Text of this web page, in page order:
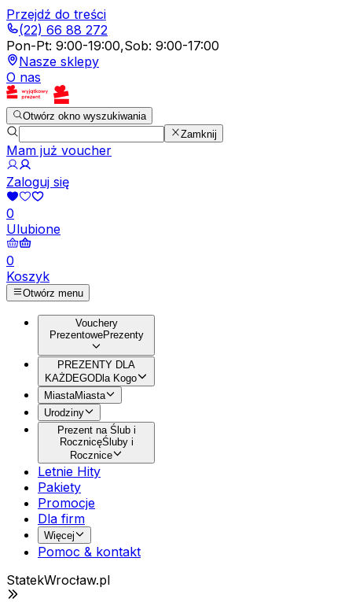
Przejdź do treści
(22) 66 88 272
Pon-Pt: 9:00-19:00,Sob: 9:00-17:00
Nasze sklepy
O nas
Otwórz okno wyszukiwania
Zamknij
Mam już voucher
Zaloguj się
0
Ulubione
0
Koszyk
Otwórz menu
Vouchery
PrezentowePrezenty
PREZENTY DLA
KAŻDEGODla Kogo
MiastaMiasta
Urodziny
Prezent na Ślub i
RocznicęŚluby i
Rocznice
Letnie Hity
Pakiety
Promocje
Dla firm
Więcej
Pomoc & kontakt
StatekWrocław.pl